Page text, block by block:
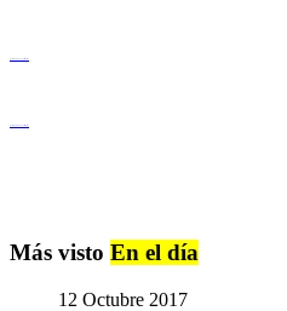
Más visto En el día
12 Octubre 2017